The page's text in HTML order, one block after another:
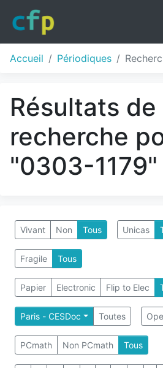
Accueil Périodiques
Résultats de
recherche
"0303-1179"
Vivant Non Tous Unicas
Fragile Tous
Papier Electronic Flip to Elec
Paris - CESDoc Toutes
PCmath Non PCmath Tous